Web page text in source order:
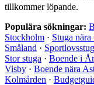
tillkommer löpande.
Populära sökningar:
Stockholm · Stuga
Småland ·
Stor stuga · Boende i
Visby · Boende nära
Kolmården ·